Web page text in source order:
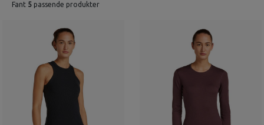
Fant 5 passende produkter